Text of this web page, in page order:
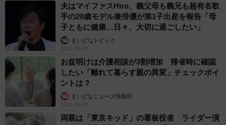
さて、非売品だった赤い車のぬいぐるみ。実はホンダとタ
カラトミーアーツがコラボして商品化したそうです。発売
予定日は2023年10月28日（土）。希望小売価格は8250円
（税込）です。
ホンダはモビリティカンパニーなので、車で移動する楽し
さや喜びを味わってほしいとさまざまな商品開発や情報提
供をしていますが、そこで発見したのが「赤ちゃんが泣き
夫はマイファスHiro、義父母も義兄も超有名歌
手の28歳モデル兼俳優が第1子出産を報告「母
子ともに健康…日々、大切に過ごしたい」
まいどなトピック
2026.08.08
お盆明けは介護相談が3割増加 帰省時に確認
したい「離れて暮らす親の異変」チェックポイ
ントは？
まいどなニュース情報部
2026.08.08
両親は「東京キッド」の看板役者 ライダー演